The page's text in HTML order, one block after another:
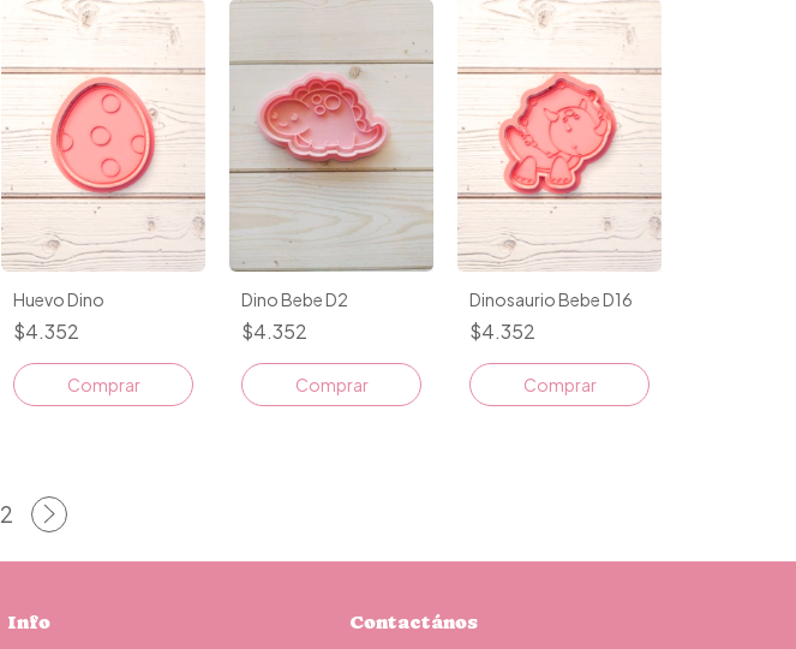
Huevo Dino
$4.352
Comprar
Dino Bebe D2
$4.352
Comprar
Dinosaurio Bebe D16
$4.352
Comprar
2
Info Contactános